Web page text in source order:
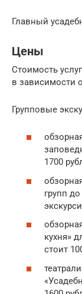
Главный
Цены
Стоимость
в зависимости
Групповые
1700
групп
кухня»
стоит